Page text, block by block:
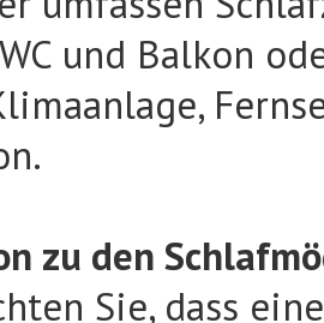
und Balkon
zu den
Sie, dass